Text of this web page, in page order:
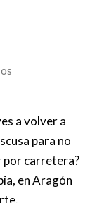
a volver a
para no
por carretera?
en Aragón